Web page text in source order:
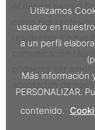
Al mismo tiempo
como sus
residentes y a sus
comunicación
podamos ser
adaptación de
Utilizamos
usuario en
a un perfil
Más información
PERSONALIZAR.
contenido.